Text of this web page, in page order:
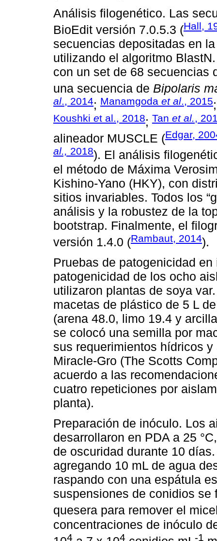
Análisis filogenético. Las
BioEdit versión 7.0.5.3 (Hall,
secuencias depositadas en
utilizando el algoritmo
con un set de 68 secuencias
una secuencia de Bipolaris
al., 2014; Manamgoda et al., 2015
Koushki et al., 2018; Tan et al.,
alineador MUSCLE (Edgar,
al., 2018). El análisis
el método de Máxima
Kishino-Yano (HKY), con
sitios invariables. Todos los
análisis y la robustez de la
bootstrap. Finalmente, el
versión 1.4.0 (Rambaut, 2014).
Pruebas de patogenicidad
patogenicidad de los ocho
utilizaron plantas de soya
macetas de plástico de 5 L
(arena 48.0, limo 19.4 y
se colocó una semilla por
sus requerimientos hídricos
Miracle-Gro (The Scotts
acuerdo a las
cuatro repeticiones por
planta).
Preparación de inóculo. Los
desarrollaron en PDA a 25
de oscuridad durante 10
agregando 10 mL de agua
raspando con una espátula
suspensiones de conidios se
quesera para remover el
concentraciones de inóculo
4 4 -1